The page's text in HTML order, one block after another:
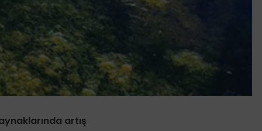
artış